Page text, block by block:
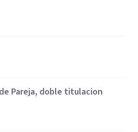
Pareja, doble titulacion